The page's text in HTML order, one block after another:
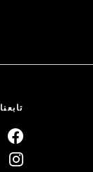
تابعنا